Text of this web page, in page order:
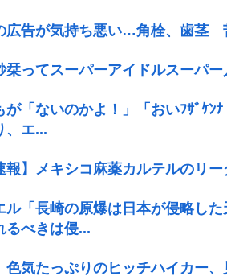
広告が気持ち悪い…角栓、歯茎
栞ってスーパーアイドルスーパ
が「ないのかよ！」「おいﾌｻﾞｹﾝ
、エ...
報】メキシコ麻薬カルテルのリ
ル「長崎の原爆は日本が侵略し
るべきは侵...
色気たっぷりのヒッチハイカー